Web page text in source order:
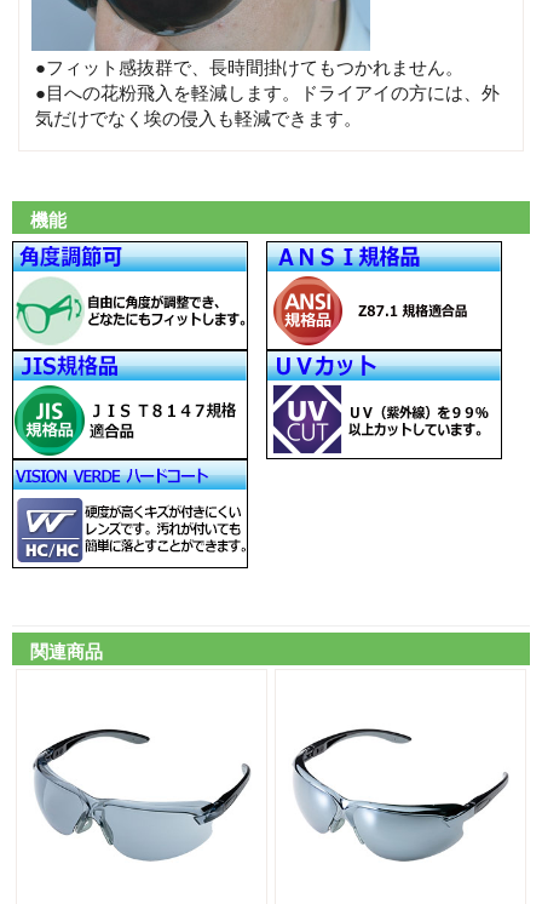
●フィット感抜群で、長時間掛けてもつかれません。
●目への花粉飛入を軽減します。ドライアイの方には、外
気だけでなく埃の侵入も軽減できます。
機能
関連商品